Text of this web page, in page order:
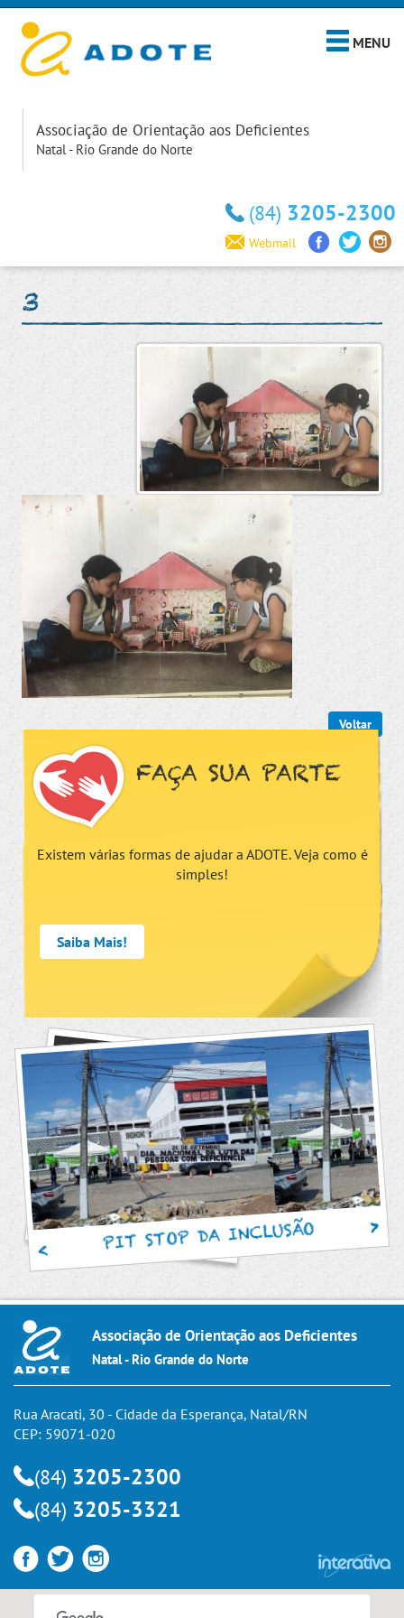
MENU
Associação de Orientação aos Deficientes
Natal - Rio Grande do Norte
(84) 3205-2300
Webmail
3
Voltar
FAÇA SUA PARTE
Existem várias formas de ajudar a ADOTE. Veja como é
simples!
Saiba Mais!
PIT STOP DA INCLUSÃO
Associação de Orientação aos Deficientes
Natal - Rio Grande do Norte
Rua Aracati, 30 - Cidade da Esperança, Natal/RN
CEP: 59071-020
(84) 3205-2300
(84) 3205-3321